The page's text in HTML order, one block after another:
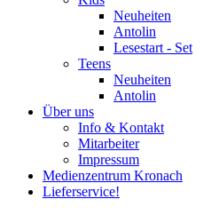
Neuheiten
Antolin
Lesestart - Set
Teens
Neuheiten
Antolin
Über uns
Info & Kontakt
Mitarbeiter
Impressum
Medienzentrum Kronach
Lieferservice!